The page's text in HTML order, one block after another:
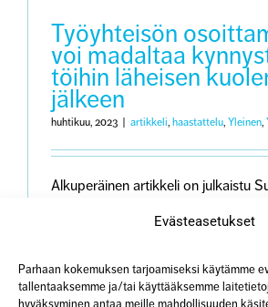
Evästeasetukset
Parhaan kokemuksen tarjoamiseksi käytämme
tallentaaksemme ja/tai käyttääksemme
Työyhteisön
voi madaltaa
töihin läheisen
jälkeen
huhtikuu, 2023 artikkeli, haastattelu, Yleinen,
Alkuperäinen artikkeli on julkaistu
läheisen menetyksen jälkeen voi
arkea, kun mikään ei enää ole
menetyksen jälkeen